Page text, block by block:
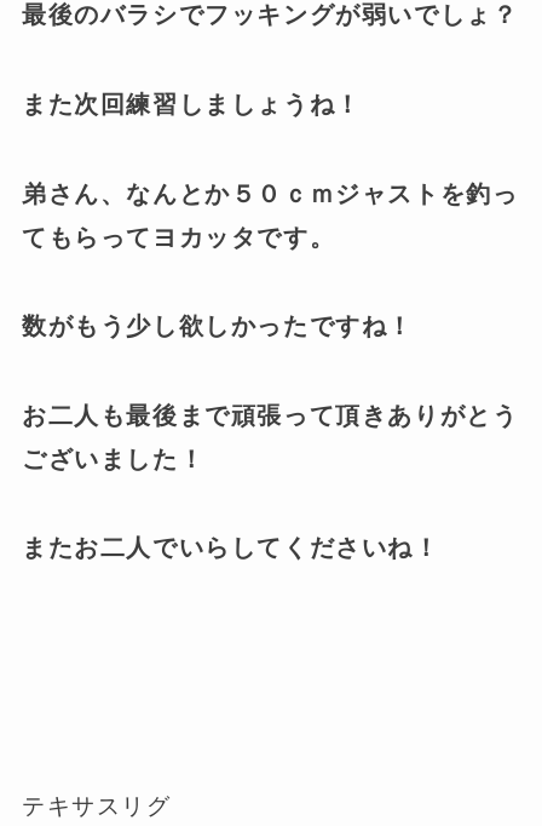
最後のバラシでフッキングが弱いでしょ？
また次回練習しましょうね！
弟さん、なんとか５０ｃｍジャストを釣っ
てもらってヨカッタです。
数がもう少し欲しかったですね！
お二人も最後まで頑張って頂きありがとう
ございました！
またお二人でいらしてくださいね！
テキサスリグ